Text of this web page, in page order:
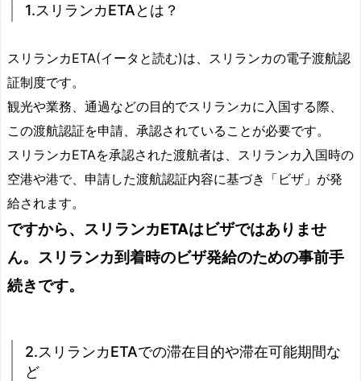
1.スリランカETAとは？
スリランカETA(イータと読む)は、スリランカの電子渡航認
証制度です。
観光や業務、通過などの目的でスリランカに入国する際、
この渡航認証を申請、承認されていることが必要です。
スリランカETAを承認された渡航者は、スリランカ入国時の
空港や港で、申請した渡航認証内容に基づき「ビザ」が発
給されます。
ですから、スリランカETAはビザではありませ
ん。スリランカ到着時のビザ発給のための事前手
続きです。
2.スリランカETAでの滞在目的や滞在可能期間な
ど